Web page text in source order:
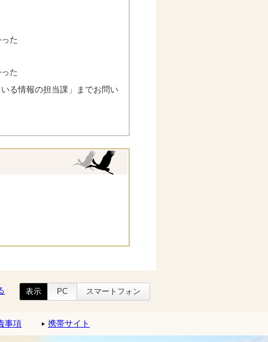
た
た
る情報の担当課」までお問い
表示 PC スマートフォン
事項 携帯サイト